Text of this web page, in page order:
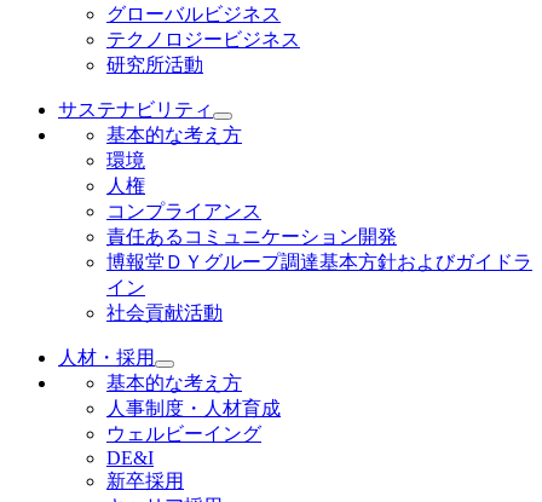
グローバルビジネス
テクノロジービジネス
研究所活動
サステナビリティ
基本的な考え方
環境
人権
コンプライアンス
責任あるコミュニケーション開発
博報堂ＤＹグループ調達基本方針およびガイドラ
イン
社会貢献活動
人材・採用
基本的な考え方
人事制度・人材育成
ウェルビーイング
DE&I
新卒採用